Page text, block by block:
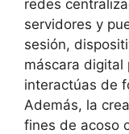
redes
servidores y
sesión,
máscara digital
interactúas de
Además, la
fines de acoso